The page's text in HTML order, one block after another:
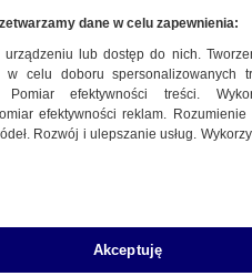
700 tysięcy
19:16
mogli przymusowo
tysięcy do nawet 700
dane w celu zapewnienia:
urządzeniu lub dostęp do nich.
w celu doboru spersonalizowanych
Pomiar efektywności treści.
efektywności reklam.
Rozwój i ulepszanie usług.
Akceptuję